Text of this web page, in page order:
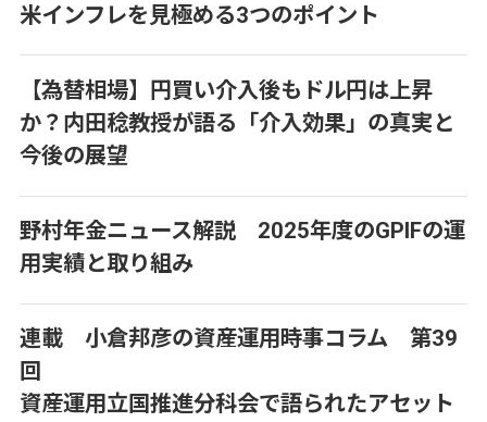
米インフレを見極める3つのポイント
【為替相場】円買い介入後もドル円は上昇
か？内田稔教授が語る「介入効果」の真実と
今後の展望
野村年金ニュース解説 2025年度のGPIFの運
用実績と取り組み
連載 小倉邦彦の資産運用時事コラム 第39
回
資産運用立国推進分科会で語られたアセット